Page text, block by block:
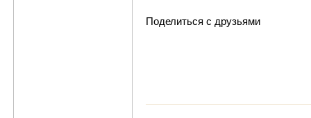
Поделиться с друзьями